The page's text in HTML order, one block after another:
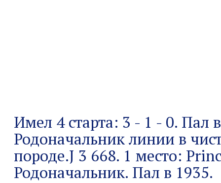
Имел 4 старта: 3 - 1 - 0. Пал
Родоначальник линии в
породе.Ј 3 668. 1 место:
Родоначальник. Пал в 1935.